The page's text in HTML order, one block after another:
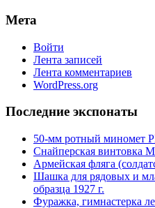
Мета
Войти
Лента записей
Лента комментариев
WordPress.org
Последние экспонаты
50-мм ротный миномет
Снайперская винтовка
Армейская фляга
Шашка для рядовых и
образца 1927 г.
Фуражка, гимнастерка